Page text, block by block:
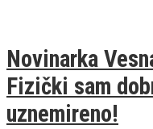
Novinarka
Fizički sam
uznemireno!